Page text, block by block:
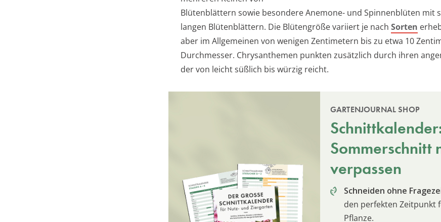
Blütenblättern sowie besondere Anemone- und Spinnenblüten mit
langen Blütenblättern. Die Blütengröße variiert je nach Sorten
aber im Allgemeinen von wenigen Zentimetern bis zu etwa 10
Durchmesser. Chrysanthemen punkten zusätzlich durch ihren
der von leicht süßlich bis würzig reicht.
GARTENJOURNAL SHOP
Sommerschnitt
verpassen
Schneiden ohne
den perfekten Zeitpunkt
Pflanze.